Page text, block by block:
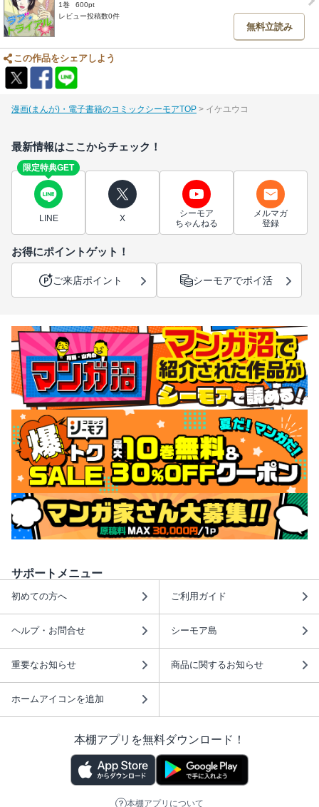
1巻
600pt
レビュー投稿数0件
無料立読み
この作品をシェアしよう
漫画(まんが)・電子書籍のコミックシーモアTOP イケユウコ
最新情報はここからチェック！
限定特典GET
LINE X
シーモア
ちゃんねる
メルマガ
登録
お得にポイントゲット！
ご来店ポイント シーモアでポイ活
サポートメニュー
初めての方へ ご利用ガイド
ヘルプ・お問合せ シーモア島
重要なお知らせ 商品に関するお知らせ
ホームアイコンを追加
本棚アプリを無料ダウンロード！
本棚アプリについて